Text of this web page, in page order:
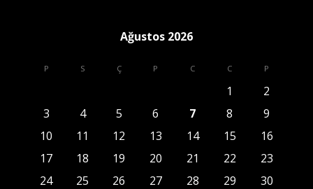
Ağustos 2026
P S Ç P C C P
1
2
3
4 5 6 7 8
9
10
11 12 13 14 15
16
17
18 19 20 21 22
23
24
25 26 27 28 29
30